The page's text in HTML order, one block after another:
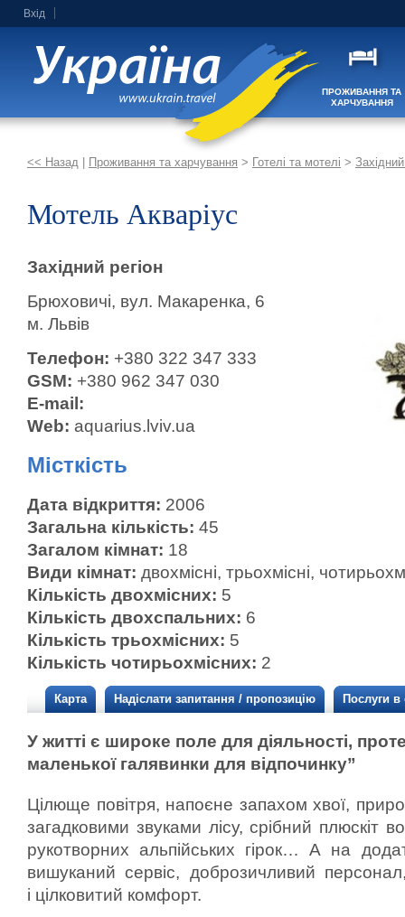
Вхід
ПРОЖИВАННЯ ТА
ХАРЧУВАННЯ
<< Назад Проживання та харчування > Готелі та мотелі > Західний
Мотель Акваріус
Західний регіон
Брюховичі, вул. Макаренка, 6
м. Львів
Телефон: +380 322 347 333
GSM: +380 962 347 030
E-mail:
Web: aquarius.lviv.ua
Місткість
Дата відкриття: 2006
Загальна кількість: 45
Загалом кімнат: 18
Види кімнат: двохмісні, трьохмісні,
Кількість двохмісних: 5
Кількість двохспальних: 6
Кількість трьохмісних: 5
Кількість чотирьохмісних: 2
Карта Надіслати запитання / пропозицію Послуги в
У житті є широке поле для діяльності,
маленької галявинки для відпочинку”
Цілюще повітря, напоєне запахом хвої,
загадковими звуками лісу, срібний плюскіт
рукотворних альпійських гірок… А на
вишуканий сервіс, доброзичливий
і цілковитий комфорт.